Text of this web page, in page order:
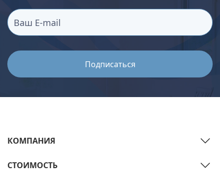
КОМПАНИЯ
СТОИМОСТЬ